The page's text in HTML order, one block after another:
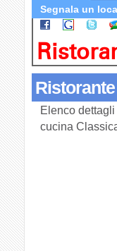
Segnala un
Elenco
cucina